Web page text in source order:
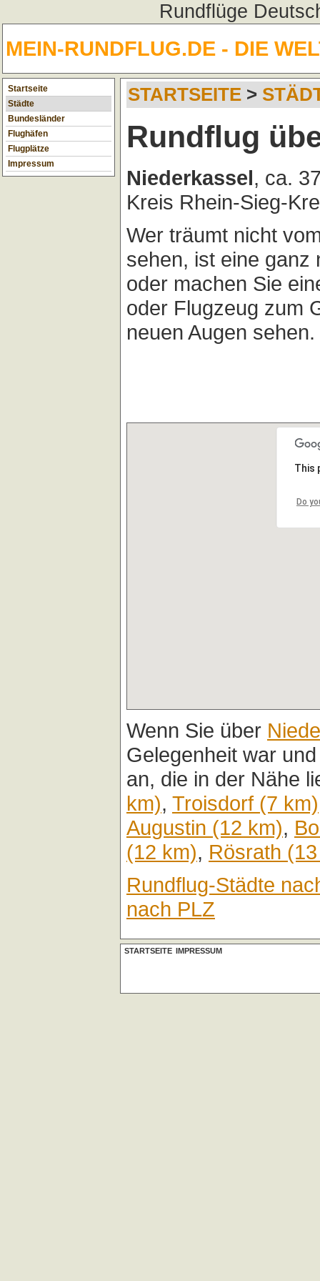
Rundflüge
MEIN-RUNDFLUG.DE - DIE
Startseite
Städte
Bundesländer
Flughäfen
Flugplätze
Impressum
STARTSEITE >
Rundflug
Niederkassel, ca.
Kreis Rhein-Sieg-
Wer träumt nicht
sehen, ist eine ganz
oder machen Sie
oder Flugzeug zum
neuen Augen sehen.
This
Do
Wenn Sie über
Gelegenheit war
an, die in der Nähe
km), Troisdorf (7 km)
Augustin (12 km),
(12 km), Rösrath
Rundflug-Städte
nach PLZ
STARTSEITE IMPRESSUM